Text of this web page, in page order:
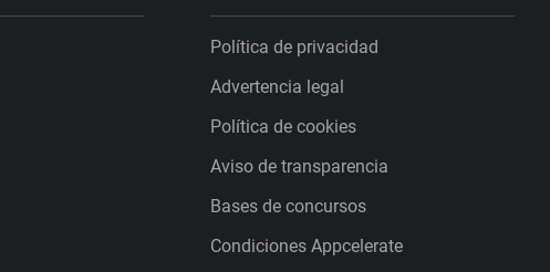
Política de privacidad
Advertencia legal
Política de cookies
Aviso de transparencia
Bases de concursos
Condiciones Appcelerate